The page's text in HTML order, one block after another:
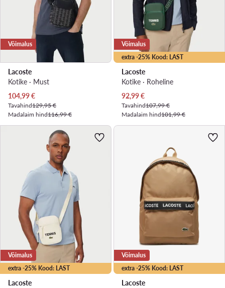
Võimalus
Lacoste
Kotike · Must
Praegune hind
104,99€
Tavahind129,95 €
Madalaim hind116,99 €
extra -25% Kood: LAST
Võimalus
Lacoste
Kotike · Roheline
Praegune hind
92,99€
Tavahind107,99 €
Madalaim hind101,99 €
extra -25% Kood: LAST
Võimalus
Lacoste
extra -25% Kood: LAST
Võimalus
Lacoste